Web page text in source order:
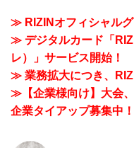
≫ RIZINオフィシャル
≫ デジタルカード「
レ）」サービス開始！
≫ 業務拡大につき、
≫【企業様向け】大会
企業タイアップ募集中！